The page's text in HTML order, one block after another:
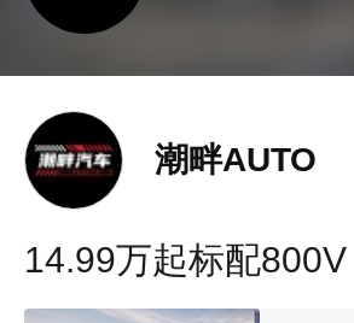
潮畔AUTO
14.99万起标配